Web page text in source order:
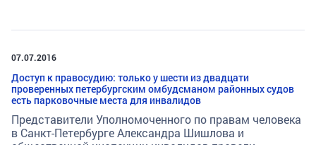
07.07.2016
Доступ к правосудию: только у шести из двадцати
проверенных петербургским омбудсманом районных судов
есть парковочные места для инвалидов
Представители Уполномоченного по правам человека
в Санкт-Петербурге Александра Шишлова и